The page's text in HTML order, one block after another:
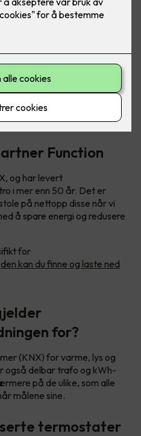
for at norske bedrifter
50 % av utgiftene
søknaden har to år på å
smarte løsninger blir dette en
Function
og har levert
i mer enn 50 år. Det er
på nettopp disse når vi
å spare energi og redusere
for
den kan du finne og laste ned
for?
(KNX) for varme, lys og
også delbar trafo og kWh-
på de ulike, som alle
målene sine.
termostater